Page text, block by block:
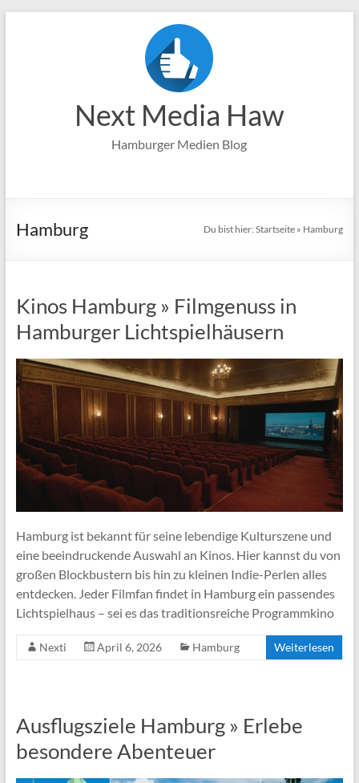
Next Media Haw
Hamburger Medien Blog
Hamburg Du bist hier:Startseite » Hamburg
Kinos Hamburg » Filmgenuss in
Hamburger Lichtspielhäusern
Hamburg ist bekannt für seine lebendige Kulturszene und
eine beeindruckende Auswahl an Kinos. Hier kannst du von
großen Blockbustern bis hin zu kleinen Indie-Perlen alles
entdecken. Jeder Filmfan findet in Hamburg ein passendes
Lichtspielhaus – sei es das traditionsreiche Programmkino
Nexti April 6, 2026 Hamburg Weiterlesen
Ausflugsziele Hamburg » Erlebe
besondere Abenteuer